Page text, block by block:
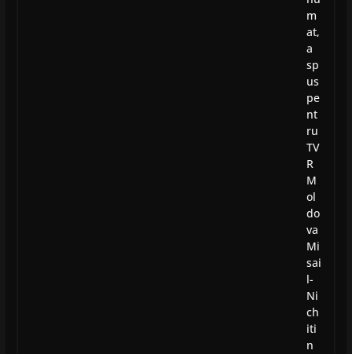
m
at,
a
sp
us
pe
nt
ru
TV
R
M
ol
do
va
Mi
sai
l-
Ni
ch
iti
n